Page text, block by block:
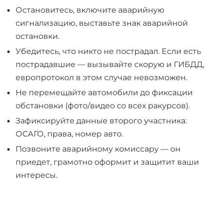
Остановитесь, включите аварийную
сигнализацию, выставьте знак аварийной
остановки.
Убедитесь, что никто не пострадал. Если есть
пострадавшие — вызывайте скорую и ГИБДД,
европротокол в этом случае невозможен.
Не перемещайте автомобили до фиксации
обстановки (фото/видео со всех ракурсов).
Зафиксируйте данные второго участника:
ОСАГО, права, номер авто.
Позвоните аварийному комиссару — он
приедет, грамотно оформит и защитит ваши
интересы.